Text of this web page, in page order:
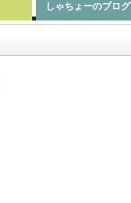
しゃちょーのブログ